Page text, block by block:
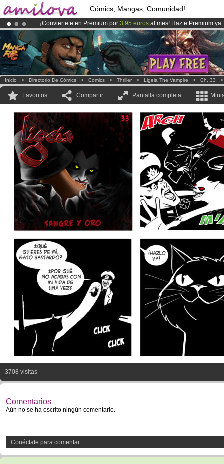
Cómics, Mangas, Comunidad!
¡Conviertete en Premium por 3.95 euros al mes! Hazte Premium ya
¡Ya tenemos 100000miembrosy 1000Cómics y Mangas!.
El Kickstarter Amilova está desormado lanzado!.
Inicio > Directorio De Cómics > Cómics > Thriller > Ligeia The Vampire > Ch. 33
Favoritos Compartir Pantalla completa
3708 visitas
Comentarios
Aún no se ha escrito ningún comentario.
Conéctate para comentar